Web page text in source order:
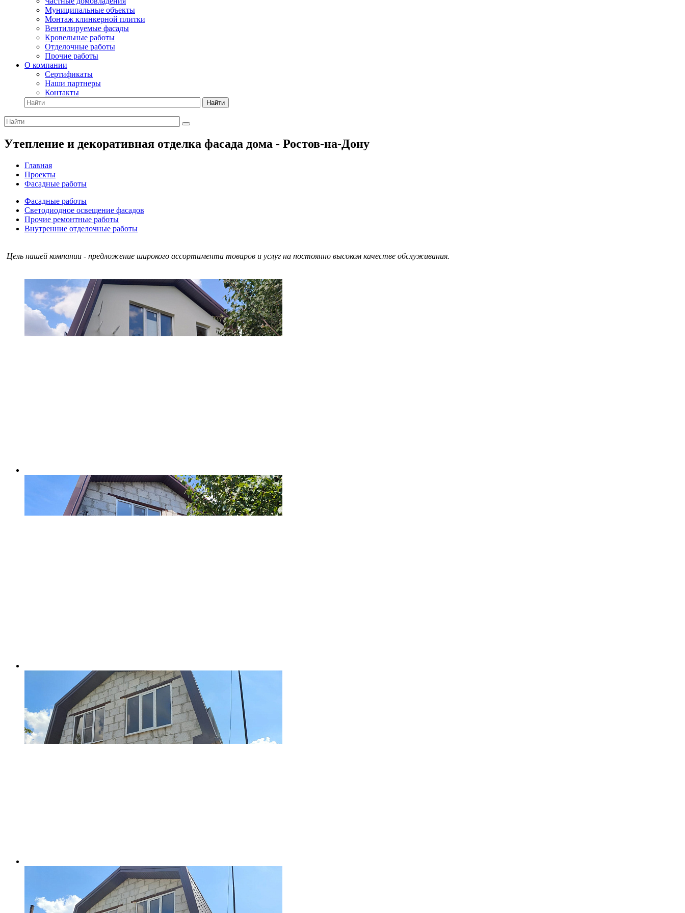
Муниципальные объекты
Монтаж клинкерной плитки
Вентилируемые фасады
Кровельные работы
Отделочные работы
Прочие работы
О компании
Сертификаты
Наши партнеры
Контакты
Найти
Утепление и декоративная отделка фасада дома - Ростов-на-Дону
Главная
Проекты
Фасадные работы
Фасадные работы
Светодиодное освещение фасадов
Прочие ремонтные работы
Внутренние отделочные работы
Цель нашей компании - предложение широкого ассортимента товаров и услуг на постоянно высоком качестве обслуживания.